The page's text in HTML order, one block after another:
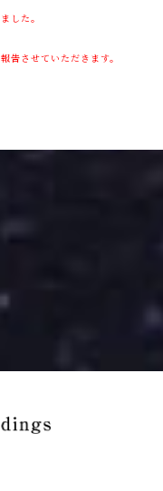
した。
告させていただきます。